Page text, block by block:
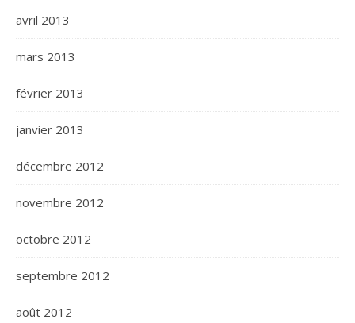
avril 2013
mars 2013
février 2013
janvier 2013
décembre 2012
novembre 2012
octobre 2012
septembre 2012
août 2012